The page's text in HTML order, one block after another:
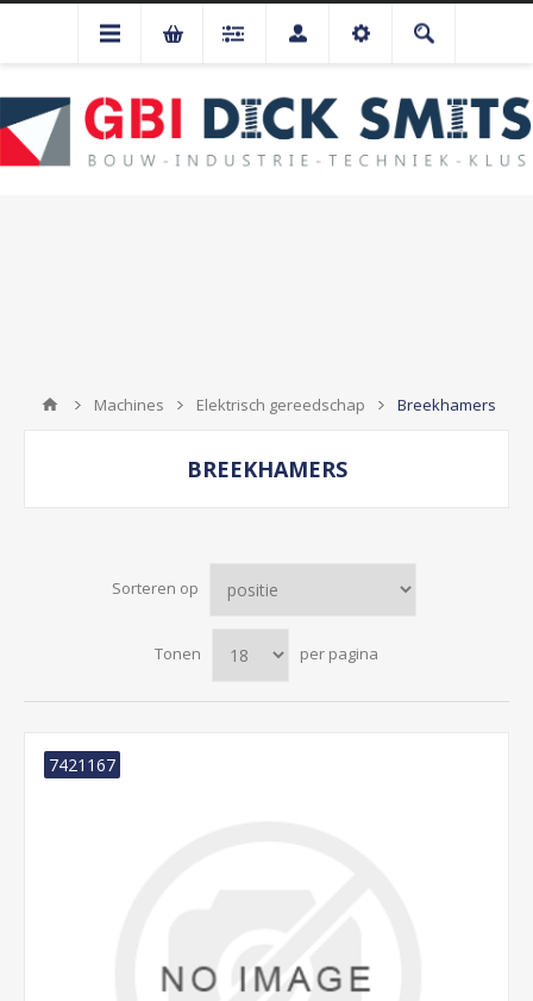
Machines Elektrisch gereedschap Breekhamers
BREEKHAMERS
Sorteren op
Tonen per pagina
7421167